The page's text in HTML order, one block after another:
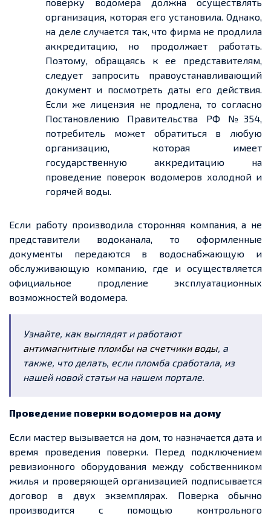
организация, которая его установила. Однако,
на деле случается так, что фирма не продлила
аккредитацию, но продолжает работать.
Поэтому, обращаясь к ее представителям,
следует запросить правоустанавливающий
документ и посмотреть даты его действия.
Если же лицензия не продлена, то согласно
Постановлению Правительства РФ №354,
потребитель может обратиться в любую
организацию, которая имеет
государственную аккредитацию на
проведение поверок водомеров холодной и
горячей воды.
Если работу производила сторонняя компания, а не
представители водоканала, то оформленные
документы передаются в водоснабжающую и
обслуживающую компанию, где и осуществляется
официальное продление эксплуатационных
возможностей водомера.
Узнайте, как выглядят и работают
антимагнитные пломбы на счетчики воды, а
также, что делать, если пломба сработала, из
нашей новой статьи на нашем портале.
Проведение поверки водомеров на дому
Если мастер вызывается на дом, то назначается дата и
время проведения поверки. Перед подключением
ревизионного оборудования между собственником
жилья и проверяющей организацией подписывается
договор в двух экземплярах. Поверка обычно
производится с помощью контрольного